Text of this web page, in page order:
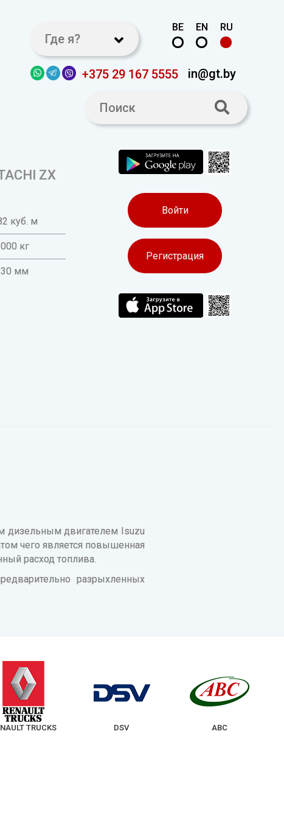
Где я?
RU
EN
BE
+375 29 167 5555 in@gt.by
ZX
куб. м
кг
мм
Войти
Регистрация
дизельным двигателем Isuzu
чего является повышенная
расход топлива.
разрыхленных
TRUCKS DSV ABC